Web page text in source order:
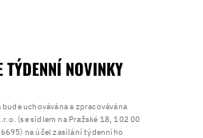
TÝDENNÍ NOVINKY
bude uchovávána a zpracovávána
(se sídlem na Pražské 18, 102 00
na účel zasílání týdenního